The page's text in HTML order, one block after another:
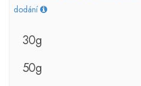
dodání
30g
50g